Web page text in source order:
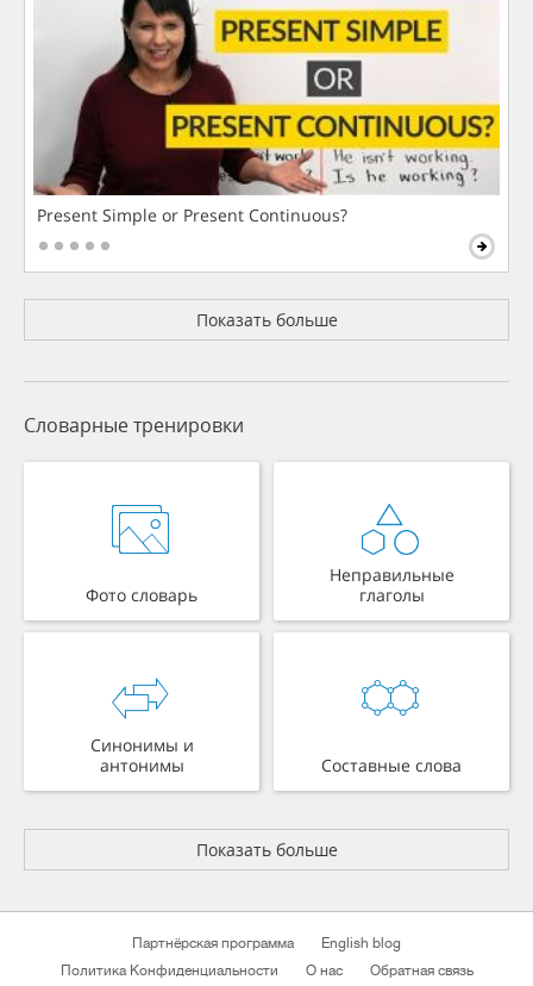
Present Simple or Present Continuous?
Показать больше
Словарные тренировки
Фото словарь
Неправильные
глаголы
Синонимы и
антонимы
Составные слова
Показать больше
Партнёрская программа
English blog
Политика Конфиденциальности
О нас Обратная связь